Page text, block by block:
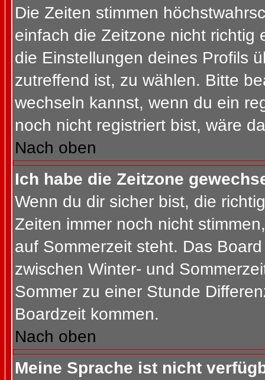
Die Zeiten stimmen
einfach die Zeitzone nicht richtig
die Einstellungen deines Profils
zutreffend ist, zu wählen. Bitte
wechseln kannst, wenn du ein
noch nicht registriert bist, wäre
Nach oben
Ich habe die Zeitzone
Wenn du dir sicher bist, die
Zeiten immer noch nicht
auf Sommerzeit steht. Das
zwischen Winter- und
Sommer zu einer Stunde
Boardzeit kommen.
Nach oben
Meine Sprache ist nicht